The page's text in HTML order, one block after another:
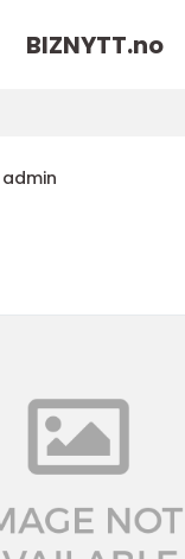
BIZNYTT.no
admin